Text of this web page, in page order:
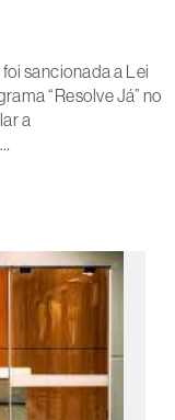
sancionada a Lei
“Resolve Já” no
a